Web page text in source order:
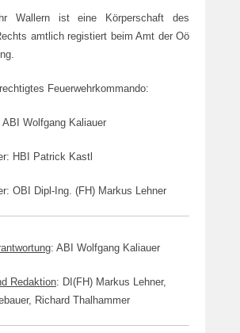
Wallern ist eine Körperschaft des
amtlich registiert beim Amt der Oö
Feuerwehrkommando:
ABI Wolfgang Kaliauer
HBI Patrick Kastl
OBI Dipl-Ing. (FH) Markus Lehner
: ABI Wolfgang Kaliauer
Redaktion: DI(FH) Markus Lehner,
Richard Thalhammer